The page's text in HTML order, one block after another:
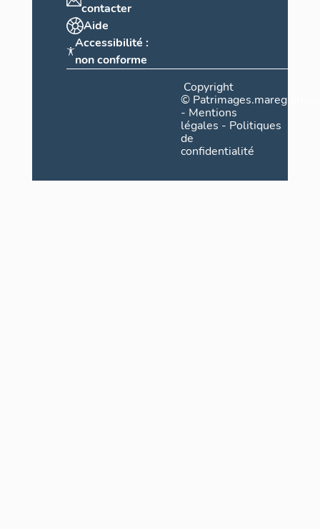
contacter
Aide
Accessibilité :
non conforme
Copyright
©
- Mentions
légales - Politiques
de
confidentialité